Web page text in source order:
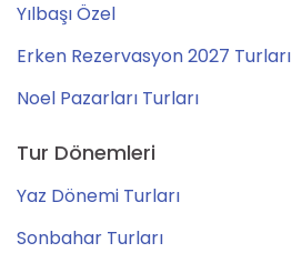
Yılbaşı Özel
Erken Rezervasyon 2027 Turları
Noel Pazarları Turları
Tur Dönemleri
Yaz Dönemi Turları
Sonbahar Turları